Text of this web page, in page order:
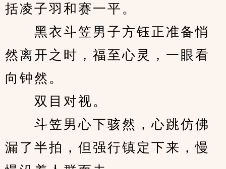
括凌子羽和赛一平。
黑衣斗笠男子方钰正准备悄
然离开之时，福至心灵，一眼看
向钟然。
双目对视。
斗笠男心下骇然，心跳仿佛
漏了半拍，但强行镇定下来，慢